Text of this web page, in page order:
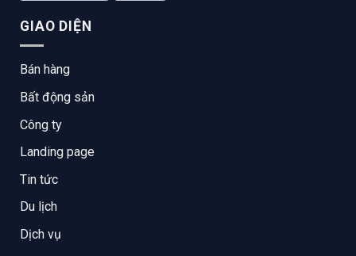
GIAO DIỆN
Bán hàng
Bất động sản
Công ty
Landing page
Tin tức
Du lịch
Dịch vụ